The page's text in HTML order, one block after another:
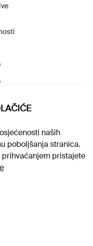
naših
poboljšanja stranica.
pristajete